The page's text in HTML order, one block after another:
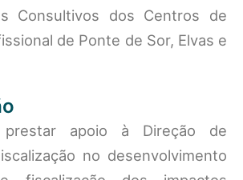
Consultivos dos Centros de
de Ponte de Sor, Elvas e
prestar apoio à Direção de
no desenvolvimento